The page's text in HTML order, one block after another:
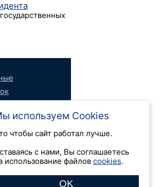
52
используем Cookies
чтобы сайт работал лучше.
с нами, Вы соглашаетесь
использование файлов cookies.
OK